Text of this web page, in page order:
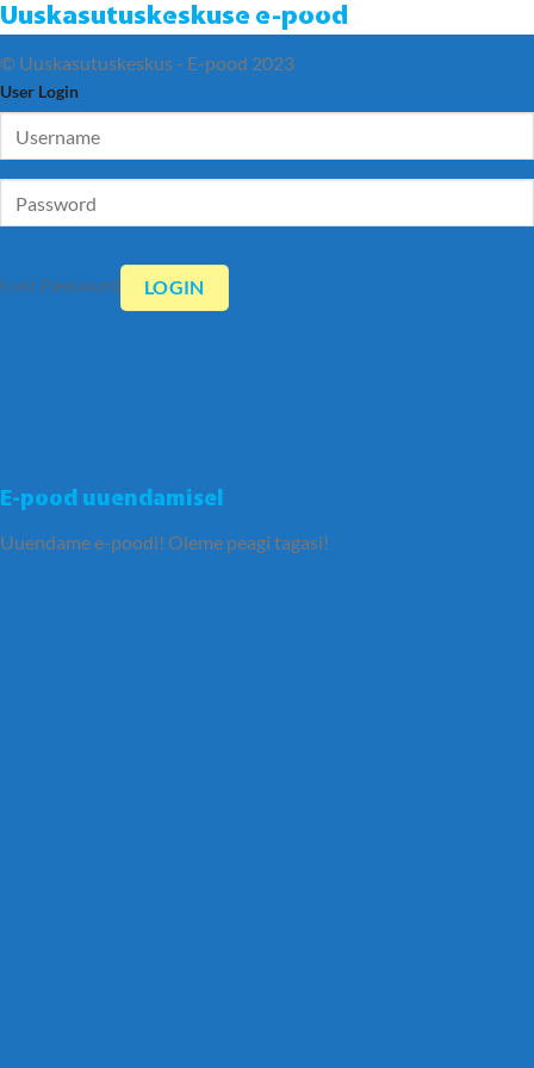
Uuskasutuskeskuse e-pood
E-pood uuendamisel
Uuendame e-poodi! Oleme peagi tagasi!
© Uuskasutuskeskus - E-pood 2023
User Login
Lost Password